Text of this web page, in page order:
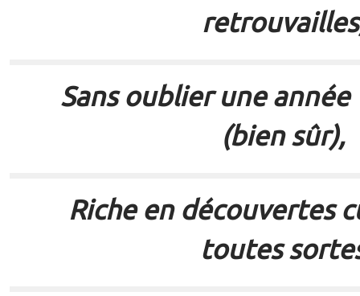
Sans oublier une
(bien sûr),
Riche en découvertes
toutes